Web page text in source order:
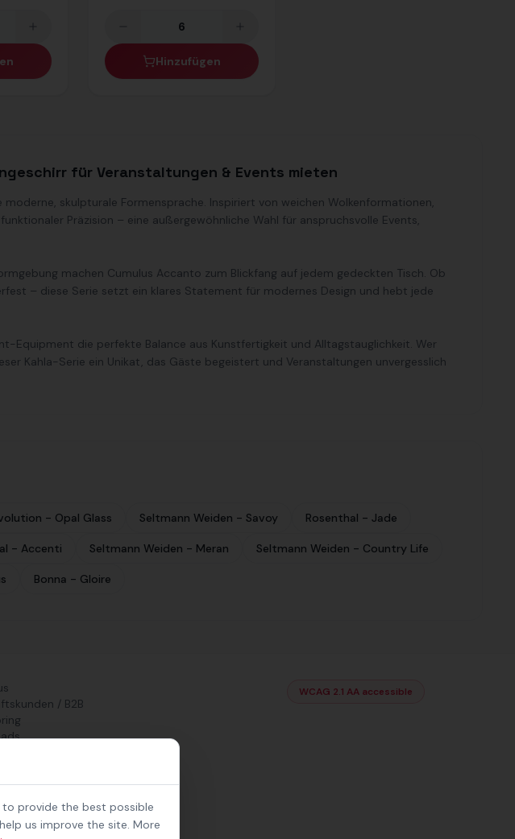
to provide the best possible
us improve the site. More
Hinzufügen
für Veranstaltungen & Events mieten
skulpturale Formensprache. Inspiriert von weichen Wolkenformationen,
Präzision – eine außergewöhnliche Wahl für anspruchsvolle Events,
machen Cumulus Accanto zum Blickfang auf jedem gedeckten Tisch. Ob
– diese Serie setzt ein klares Statement für modernes Design und hebt jede
Equipment die perfekte Balance aus Kunstfertigkeit und Alltagstauglichkeit. Wer
Kahla-Serie ein Unikat, das Gäste begeistert und Veranstaltungen unvergesslich
- Opal Glass Seltmann Weiden - Savoy Rosenthal - Jade
- Accenti Seltmann Weiden - Meran Seltmann Weiden - Country Life
Bonna - Gloire
/ B2B
WCAG 2.1 AA accessible